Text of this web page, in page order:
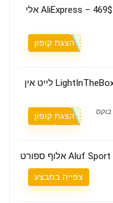
קופון 75$ הנחה מעל 469$ – AliExpress אלי
הצגת קופון
קופון עם 5$ הנחה – LightInTheBox לייט אין
הצגת קופון
צפייה במבצע